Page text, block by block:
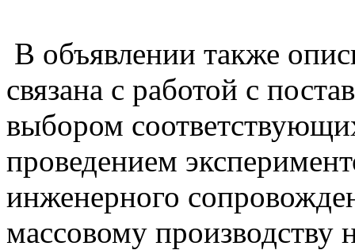
В объявлении также
связана с работой с
выбором
проведением
инженерного
массовому производству